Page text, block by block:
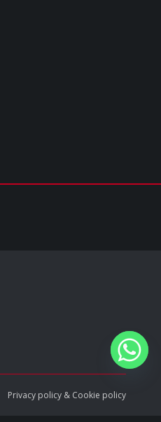
Privacy policy & Cookie policy